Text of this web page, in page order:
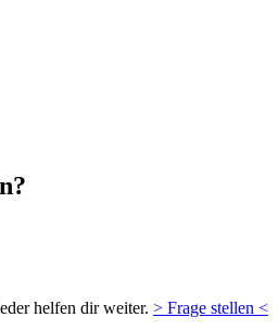
helfen dir weiter. > Frage stellen <